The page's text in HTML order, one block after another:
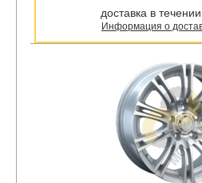
доставка в течении
Информация о